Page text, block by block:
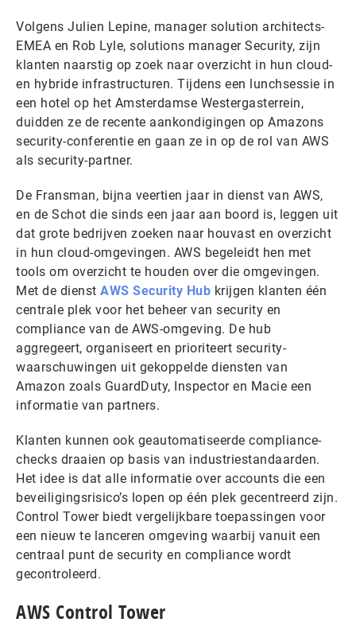
Volgens Julien Lepine, manager solution architects-
EMEA en Rob Lyle, solutions manager Security, zijn
klanten naarstig op zoek naar overzicht in hun cloud-
en hybride infrastructuren. Tijdens een lunchsessie in
een hotel op het Amsterdamse Westergasterrein,
duidden ze de recente aankondigingen op Amazons
security-conferentie en gaan ze in op de rol van AWS
als security-partner.
De Fransman, bijna veertien jaar in dienst van AWS,
en de Schot die sinds een jaar aan boord is, leggen uit
dat grote bedrijven zoeken naar houvast en overzicht
in hun cloud-omgevingen. AWS begeleidt hen met
tools om overzicht te houden over die omgevingen.
Met de dienst AWS Security Hub krijgen klanten één
centrale plek voor het beheer van security en
compliance van de AWS-omgeving. De hub
aggregeert, organiseert en prioriteert security-
waarschuwingen uit gekoppelde diensten van
Amazon zoals GuardDuty, Inspector en Macie een
informatie van partners.
Klanten kunnen ook geautomatiseerde compliance-
checks draaien op basis van industriestandaarden.
Het idee is dat alle informatie over accounts die een
beveiligingsrisico’s lopen op één plek gecentreerd zijn.
Control Tower biedt vergelijkbare toepassingen voor
een nieuw te lanceren omgeving waarbij vanuit een
centraal punt de security en compliance wordt
gecontroleerd.
AWS Control Tower